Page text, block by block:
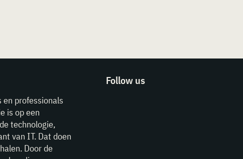
professionals
is op een
technologie,
van IT. Dat doen
Door de
Follow us